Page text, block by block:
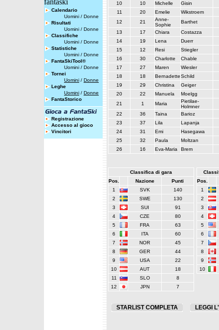
Calendario
Uomini / Donne
Risultati
Uomini / Donne
Classifiche
Uomini / Donne
Statistiche
Uomini / Donne
FantaSkiTool®
Uomini / Donne
Tornei
Uomini / Donne
Leghe
Uomini / Donne
FantaStorico
Registrazione
Accesso al gioco
Vincitori
10
10 Michelle
Gisin
11
20 Emelie
Wikstroem
12
21
Anne-
Sophie
Barthet
13
17 Chiara
Costazza
14
19 Lena
Duerr
15
12 Resi
Stiegler
16
30 Charlotte
Chable
17
27 Maren
Wiesler
18
18 BernadetteSchild
19
29 Christina
Geiger
20
22 Manuela
Moelgg
21
1 Maria
Pietilae-
Holmner
22
36 Taina
Barioz
23
37 Lila
Lapanja
24
31 Emi
Hasegawa
25
32 Paula
Moltzan
26
16 Eva-Maria Brem
Classifica di gara
Pos.
Nazione
Punti
1
SVK
140
2
SWE
130
3
SUI
91
4
CZE
80
5
FRA
63
6
ITA
60
7
NOR
45
8
GER
44
9
USA
22
10
AUT
18
11
SLO
8
12
JPN 7
Pos.
1
2
3
4
5
6
7
8
9
10
STARLIST COMPLETA LEGGI